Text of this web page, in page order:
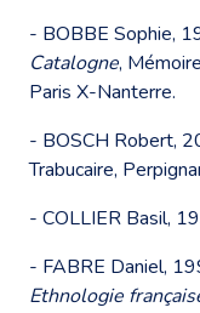
- BOBBE Sophie,
Catalogne,
Paris X-Nanterre.
- BOSCH Robert,
Trabucaire,
- COLLIER Basil,
- FABRE Daniel,
Ethnologie